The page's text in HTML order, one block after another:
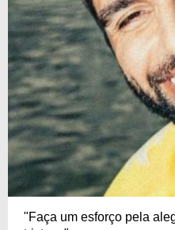
"Faça um esforço pela